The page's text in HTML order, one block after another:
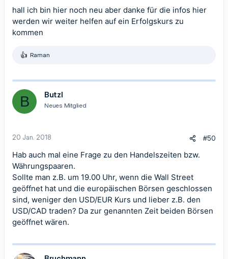
hall ich bin hier noch neu aber danke für die infos hier
werden wir weiter helfen auf ein Erfolgskurs zu
kommen
R
k
t
o
n
:
Raman
B Butzl
Neues Mitglied
20 Jan. 2018 #50
Hab auch mal eine Frage zu den Handelszeiten bzw.
Währungspaaren.
Sollte man z.B. um 19.00 Uhr, wenn die Wall Street
geöffnet hat und die europäischen Börsen geschlossen
sind, weniger den USD/EUR Kurs und lieber z.B. den
USD/CAD traden? Da zur genannten Zeit beiden Börsen
geöffnet wären.